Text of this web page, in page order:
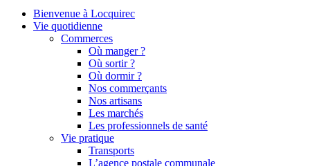
Bienvenue à Locquirec
Vie quotidienne
Commerces
Où manger ?
Où sortir ?
Où dormir ?
Nos commerçants
Nos artisans
Les marchés
Les professionnels de santé
Vie pratique
Transports
L’agence postale communale